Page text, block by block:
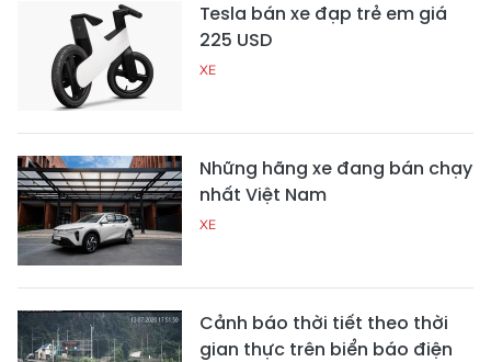
Tesla bán xe đạp trẻ em giá
225 USD
XE
Những hãng xe đang bán chạy
nhất Việt Nam
XE
Cảnh báo thời tiết theo thời
gian thực trên biển báo điện